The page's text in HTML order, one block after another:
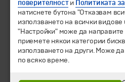
Горещи оферти
Потвърдени дати
Празници
Оферта на деня
поверителности Политиката
натиснете бутона "Отказвам
използването на всички видове
"Настройки" може да
приемете някои категории
използването на други. Може
по всяко време.